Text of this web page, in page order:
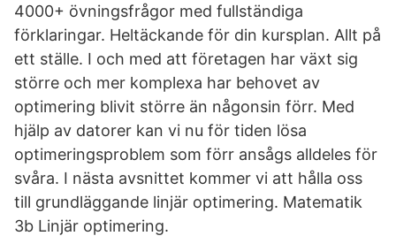
4000+ övningsfrågor med fullständiga
förklaringar. Heltäckande för din kursplan. Allt på
ett ställe. I och med att företagen har växt sig
större och mer komplexa har behovet av
optimering blivit större än någonsin förr. Med
hjälp av datorer kan vi nu för tiden lösa
optimeringsproblem som förr ansågs alldeles för
svåra. I nästa avsnittet kommer vi att hålla oss
till grundläggande linjär optimering. Matematik
3b Linjär optimering.